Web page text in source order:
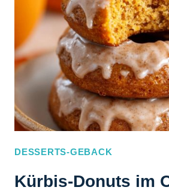
–
SO
GELINGT
DIE
PERFEKTE
DESSERTS-GEBACK
Kürbis-Donuts im